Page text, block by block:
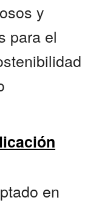
y
para el
en